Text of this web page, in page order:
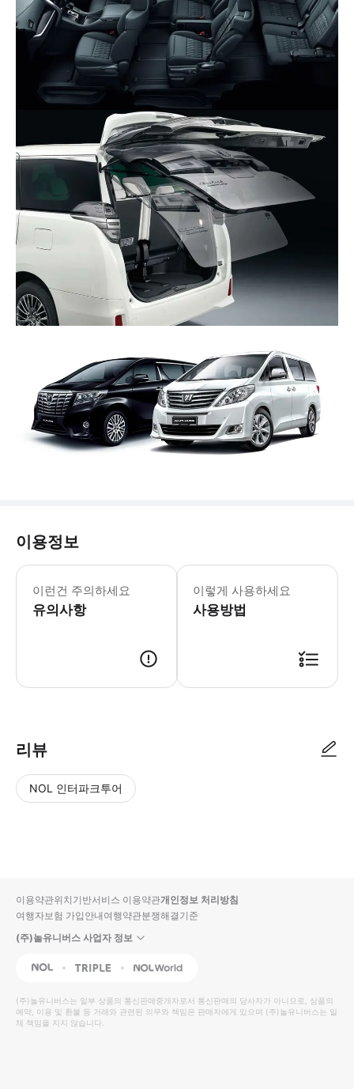
이용정보
이런건 주의하세요
유의사항
- 차량 정보 * 차량 모델: 알파드 또는
- 수하물 정보 * 반려동물과 스키 장
- 추가정보 * 차량 내 음식물 섭취는
- 예약확정 * 예약 후 확정 여부를 바
- 추가요금표 * 추가 요금은 현금으
이렇게 사용하세요
사용방법
리뷰
NOL 인터파크투어
입니
다.
높
은
순
동
영
상
순
상
이용약관위치기반서비스 이용약관개인정보 처리방침
여행자보험 가입안내여행약관분쟁해결기준
(주)놀유니버스 사업자 정보
NOL Triple Interpark Global
(주)놀유니버스는 일부 상품의 통신판매중개자로서 통신판매의 당사자가 아니므로, 상품의
예약, 이용 및 환불 등 거래와 관련된 의무와 책임은 판매자에게 있으며 (주)놀유니버스는 일
체 책임을 지지 않습니다.